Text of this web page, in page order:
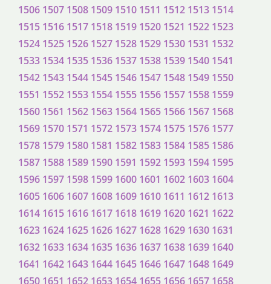
1506 1507 1508 1509 1510 1511 1512 1513 1514
1515 1516 1517 1518 1519 1520 1521 1522 1523
1524 1525 1526 1527 1528 1529 1530 1531 1532
1533 1534 1535 1536 1537 1538 1539 1540 1541
1542 1543 1544 1545 1546 1547 1548 1549 1550
1551 1552 1553 1554 1555 1556 1557 1558 1559
1560 1561 1562 1563 1564 1565 1566 1567 1568
1569 1570 1571 1572 1573 1574 1575 1576 1577
1578 1579 1580 1581 1582 1583 1584 1585 1586
1587 1588 1589 1590 1591 1592 1593 1594 1595
1596 1597 1598 1599 1600 1601 1602 1603 1604
1605 1606 1607 1608 1609 1610 1611 1612 1613
1614 1615 1616 1617 1618 1619 1620 1621 1622
1623 1624 1625 1626 1627 1628 1629 1630 1631
1632 1633 1634 1635 1636 1637 1638 1639 1640
1641 1642 1643 1644 1645 1646 1647 1648 1649
1650 1651 1652 1653 1654 1655 1656 1657 1658